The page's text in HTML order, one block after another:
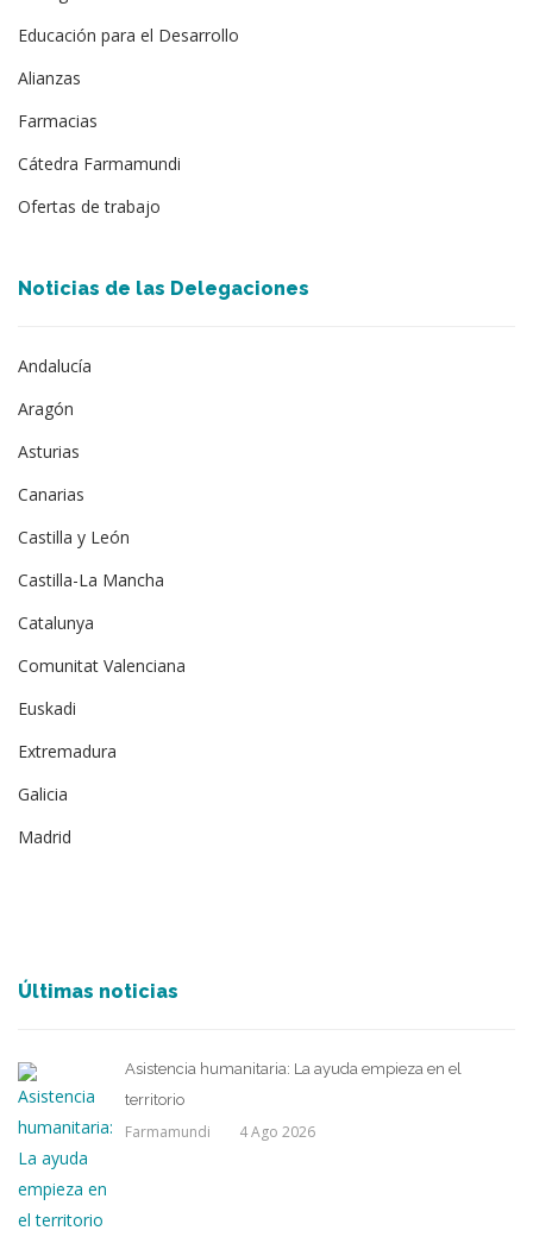
Educación para el Desarrollo
Alianzas
Farmacias
Cátedra Farmamundi
Ofertas de trabajo
Noticias de las Delegaciones
Andalucía
Aragón
Asturias
Canarias
Castilla y León
Castilla-La Mancha
Catalunya
Comunitat Valenciana
Euskadi
Extremadura
Galicia
Madrid
Últimas noticias
Asistencia humanitaria: La ayuda empieza en el
territorio
Farmamundi 4 Ago 2026